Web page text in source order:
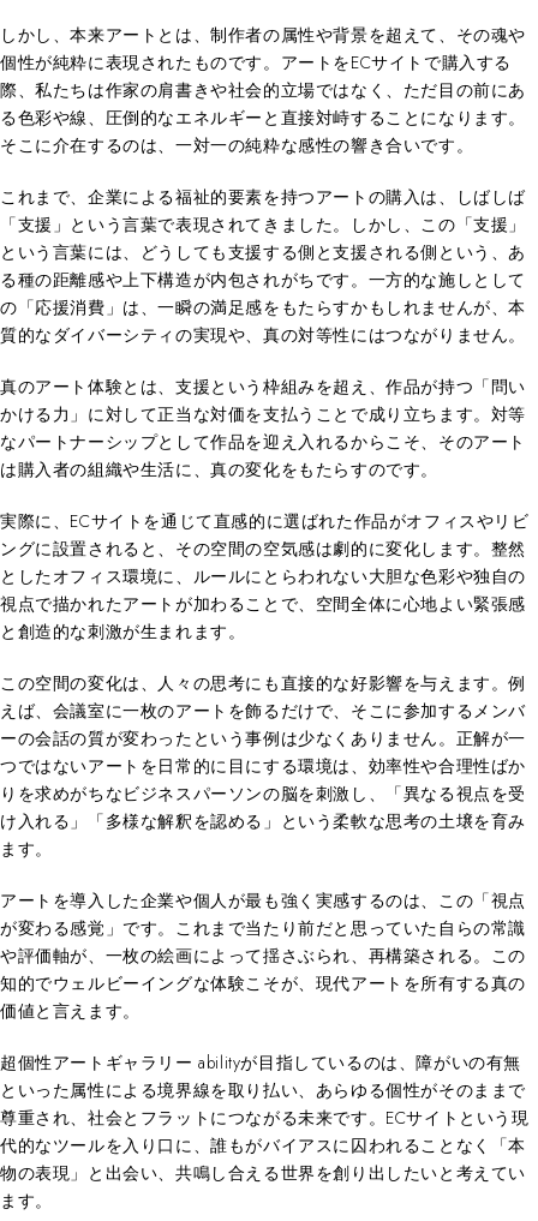
しかし、本来アートとは、制作者の属性や背景を超えて、その魂や
個性が純粋に表現されたものです。アートをECサイトで購入する
際、私たちは作家の肩書きや社会的立場ではなく、ただ目の前にあ
る色彩や線、圧倒的なエネルギーと直接対峙することになります。
そこに介在するのは、一対一の純粋な感性の響き合いです。
これまで、企業による福祉的要素を持つアートの購入は、しばしば
「支援」という言葉で表現されてきました。しかし、この「支援」
という言葉には、どうしても支援する側と支援される側という、あ
る種の距離感や上下構造が内包されがちです。一方的な施しとして
の「応援消費」は、一瞬の満足感をもたらすかもしれませんが、本
質的なダイバーシティの実現や、真の対等性にはつながりません。
真のアート体験とは、支援という枠組みを超え、作品が持つ「問い
かける力」に対して正当な対価を支払うことで成り立ちます。対等
なパートナーシップとして作品を迎え入れるからこそ、そのアート
は購入者の組織や生活に、真の変化をもたらすのです。
実際に、ECサイトを通じて直感的に選ばれた作品がオフィスやリビ
ングに設置されると、その空間の空気感は劇的に変化します。整然
としたオフィス環境に、ルールにとらわれない大胆な色彩や独自の
視点で描かれたアートが加わることで、空間全体に心地よい緊張感
と創造的な刺激が生まれます。
この空間の変化は、人々の思考にも直接的な好影響を与えます。例
えば、会議室に一枚のアートを飾るだけで、そこに参加するメンバ
ーの会話の質が変わったという事例は少なくありません。正解が一
つではないアートを日常的に目にする環境は、効率性や合理性ばか
りを求めがちなビジネスパーソンの脳を刺激し、「異なる視点を受
け入れる」「多様な解釈を認める」という柔軟な思考の土壌を育み
ます。
アートを導入した企業や個人が最も強く実感するのは、この「視点
が変わる感覚」です。これまで当たり前だと思っていた自らの常識
や評価軸が、一枚の絵画によって揺さぶられ、再構築される。この
知的でウェルビーイングな体験こそが、現代アートを所有する真の
価値と言えます。
超個性アートギャラリー abilityが目指しているのは、障がいの有無
といった属性による境界線を取り払い、あらゆる個性がそのままで
尊重され、社会とフラットにつながる未来です。ECサイトという現
代的なツールを入り口に、誰もがバイアスに囚われることなく「本
物の表現」と出会い、共鳴し合える世界を創り出したいと考えてい
ます。